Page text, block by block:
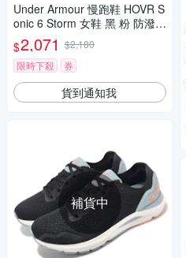
Under Armour 慢跑鞋 HOVR S
onic 6 Storm 女鞋 黑 粉 防潑水
運動鞋 緩震 路跑 UA 3026553
300
$2,071 $2,180
限時下殺
券
貨到通知我
補貨中